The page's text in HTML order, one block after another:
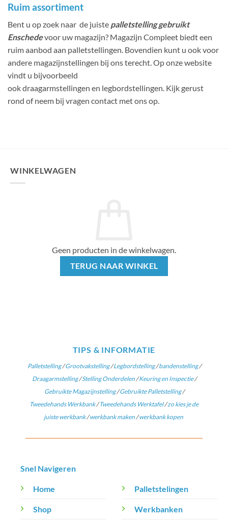
Ruim assortiment
Bent u op zoek naar de juiste palletstelling gebruikt
Enschedevoor uw magazijn? Magazijn Compleet biedt een
ruim aanbod aan palletstellingen. Bovendien kunt u ook voor
andere magazijnstellingen bij ons terecht. Op onze website
vindt u bijvoorbeeld
ook draagarmstellingen en legbordstellingen. Kijk gerust
rond of neem bij vragen contact met ons op.
WINKELWAGEN
Geen producten in de winkelwagen.
TERUG NAAR WINKEL
TIPS & INFORMATIE
Palletstelling/Grootvakstelling/Legbordstelling/bandenstelling/
Draagarmstelling/Stelling Onderdelen/Keuring en Inspectie/
Gebruikte Magazijnstelling/Gebruikte Palletstelling/
Tweedehands Werkbank/Tweedehands Werktafel/zo kies je de
juiste werkbank/werkbank maken/werkbank kopen
Snel Navigeren
Home
Shop
Palletstelingen
Werkbanken